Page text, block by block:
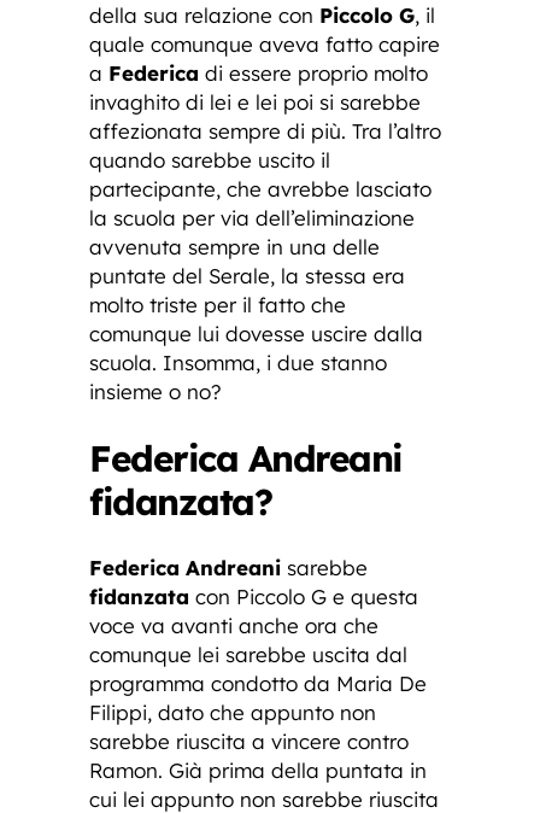
della sua relazione con Piccolo G, il
quale comunque aveva fatto capire
a Federica di essere proprio molto
invaghito di lei e lei poi si sarebbe
affezionata sempre di più. Tra l’altro
quando sarebbe uscito il
partecipante, che avrebbe lasciato
la scuola per via dell’eliminazione
avvenuta sempre in una delle
puntate del Serale, la stessa era
molto triste per il fatto che
comunque lui dovesse uscire dalla
scuola. Insomma, i due stanno
insieme o no?
Federica Andreani
fidanzata?
Federica Andreani sarebbe
fidanzata con Piccolo G e questa
voce va avanti anche ora che
comunque lei sarebbe uscita dal
programma condotto da Maria De
Filippi, dato che appunto non
sarebbe riuscita a vincere contro
Ramon. Già prima della puntata in
cui lei appunto non sarebbe riuscita